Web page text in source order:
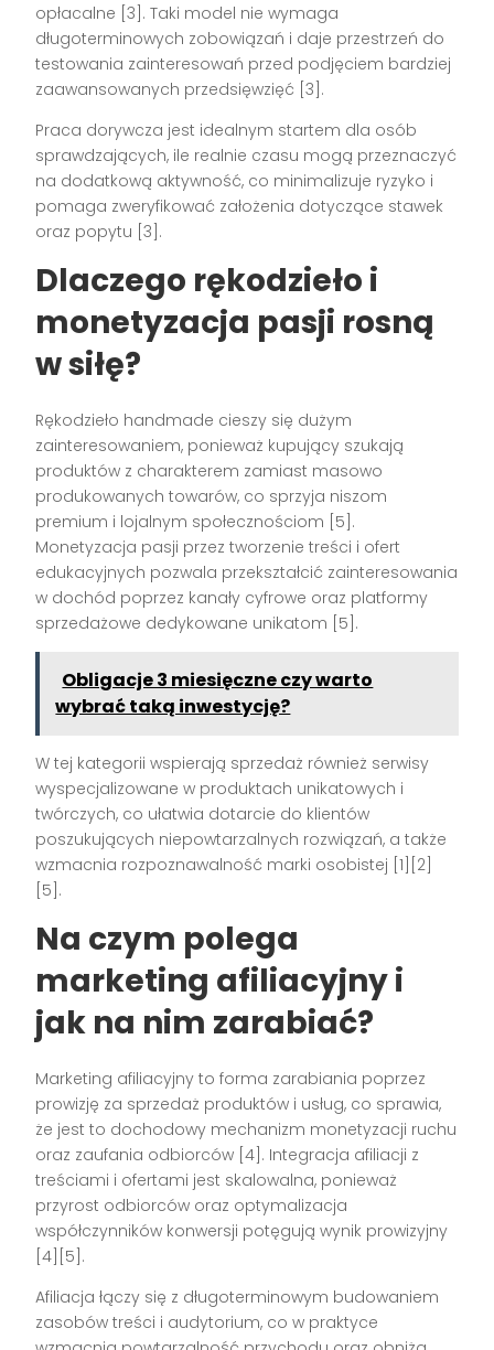
opłacalne [3]. Taki model nie wymaga
długoterminowych zobowiązań i daje przestrzeń do
testowania zainteresowań przed podjęciem bardziej
zaawansowanych przedsięwzięć [3].
Praca dorywcza jest idealnym startem dla osób
sprawdzających, ile realnie czasu mogą przeznaczyć
na dodatkową aktywność, co minimalizuje ryzyko i
pomaga zweryfikować założenia dotyczące stawek
oraz popytu [3].
Dlaczego rękodzieło i
monetyzacja pasji rosną
w siłę?
Rękodzieło handmade cieszy się dużym
zainteresowaniem, ponieważ kupujący szukają
produktów z charakterem zamiast masowo
produkowanych towarów, co sprzyja niszom
premium i lojalnym społecznościom [5].
Monetyzacja pasji przez tworzenie treści i ofert
edukacyjnych pozwala przekształcić zainteresowania
w dochód poprzez kanały cyfrowe oraz platformy
sprzedażowe dedykowane unikatom [5].
Obligacje 3 miesięczne czy warto
wybrać taką inwestycję?
W tej kategorii wspierają sprzedaż również serwisy
wyspecjalizowane w produktach unikatowych i
twórczych, co ułatwia dotarcie do klientów
poszukujących niepowtarzalnych rozwiązań, a także
wzmacnia rozpoznawalność marki osobistej [1][2]
[5].
Na czym polega
marketing afiliacyjny i
jak na nim zarabiać?
Marketing afiliacyjny to forma zarabiania poprzez
prowizję za sprzedaż produktów i usług, co sprawia,
że jest to dochodowy mechanizm monetyzacji ruchu
oraz zaufania odbiorców [4]. Integracja afiliacji z
treściami i ofertami jest skalowalna, ponieważ
przyrost odbiorców oraz optymalizacja
współczynników konwersji potęgują wynik prowizyjny
[4][5].
Afiliacja łączy się z długoterminowym budowaniem
zasobów treści i audytorium, co w praktyce